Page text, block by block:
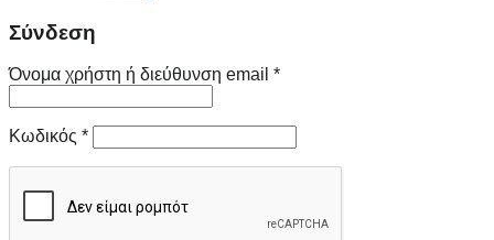
Σύνδεση
Όνομα χρήστη ή διεύθυνση email *
Κωδικός *